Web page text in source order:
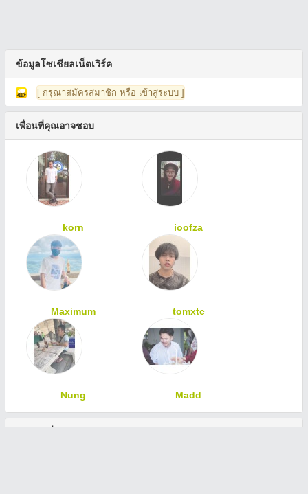
ข้อมูลโซเชียลเน็ตเวิร์ค
[ กรุณาสมัครสมาชิก หรือ เข้าสู่ระบบ ]
เพื่อนที่คุณอาจชอบ
korn ioofza
Maximum tomxtc
Nung Madd